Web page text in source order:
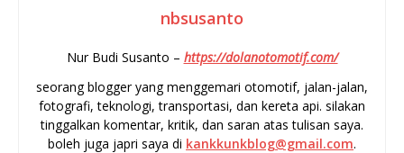
nbsusanto
Nur Budi Susanto – https://dolanotomotif.com/
seorang blogger yang menggemari otomotif, jalan-jalan,
fotografi, teknologi, transportasi, dan kereta api. silakan
tinggalkan komentar, kritik, dan saran atas tulisan saya.
boleh juga japri saya di kankkunkblog@gmail.com.